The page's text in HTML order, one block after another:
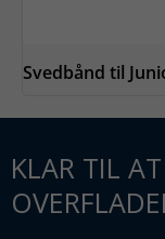
Svedbånd til
KLAR TIL